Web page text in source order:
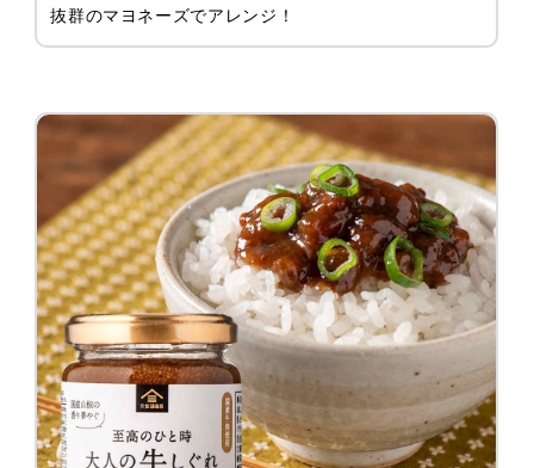
抜群のマヨネーズでアレンジ！